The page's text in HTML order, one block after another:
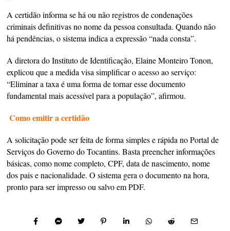
A certidão informa se há ou não registros de condenações
criminais definitivas no nome da pessoa consultada. Quando não
há pendências, o sistema indica a expressão “nada consta”.
A diretora do Instituto de Identificação, Elaine Monteiro Tonon,
explicou que a medida visa simplificar o acesso ao serviço:
“Eliminar a taxa é uma forma de tornar esse documento
fundamental mais acessível para a população”, afirmou.
Como emitir a certidão
A solicitação pode ser feita de forma simples e rápida no Portal de
Serviços do Governo do Tocantins. Basta preencher informações
básicas, como nome completo, CPF, data de nascimento, nome
dos pais e nacionalidade. O sistema gera o documento na hora,
pronto para ser impresso ou salvo em PDF.